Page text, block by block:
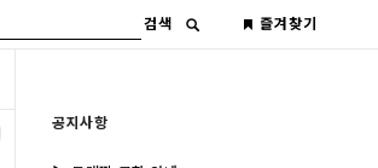
검색 즐겨찾기
공지사항